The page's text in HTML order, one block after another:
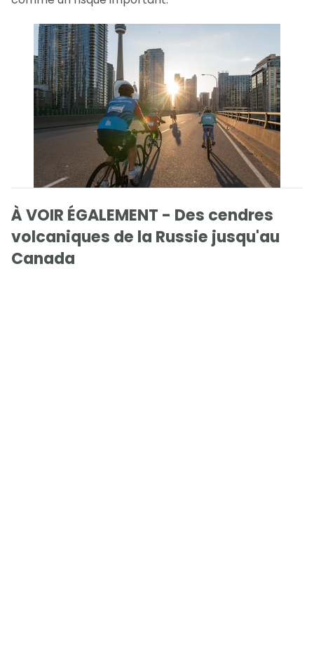
À VOIR ÉGALEMENT - Des cendres
volcaniques de la Russie jusqu'au
Canada